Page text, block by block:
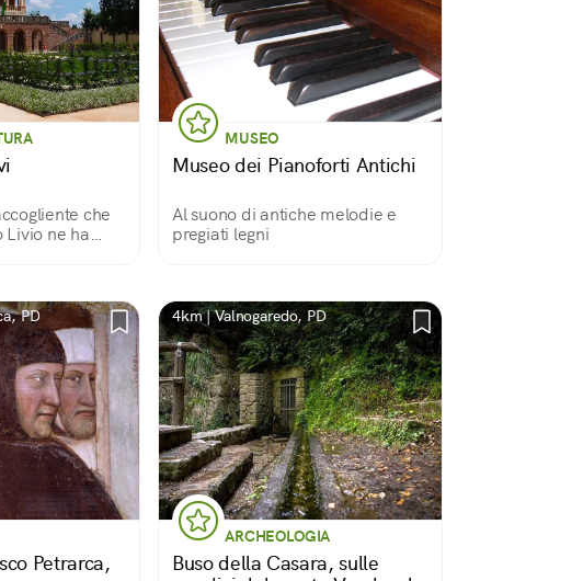
che
ne ha
MUSEO
Museo dei Pianoforti Antichi
Al suono di antiche melodie e
pregiati legni
PD
Petrarca,
4km | Valnogaredo, PD
ARCHEOLOGIA
Buso della Casara, sulle